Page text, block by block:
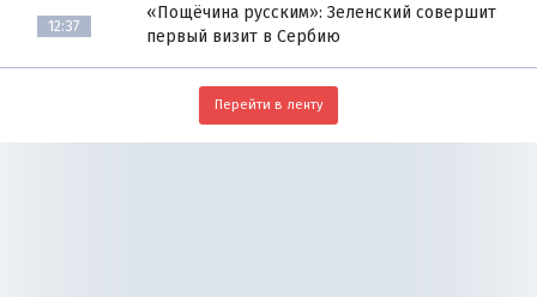
12:37
«Пощёчина русским»: Зеленский совершит
первый визит в Сербию
Перейти в ленту